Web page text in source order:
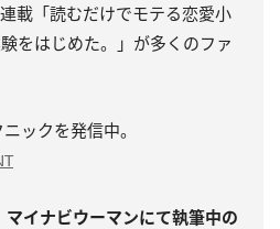
載「読むだけでモテる恋愛小
をはじめた。」 が多くのファ
ックを発信中。
マイナビウーマンにて執筆中の